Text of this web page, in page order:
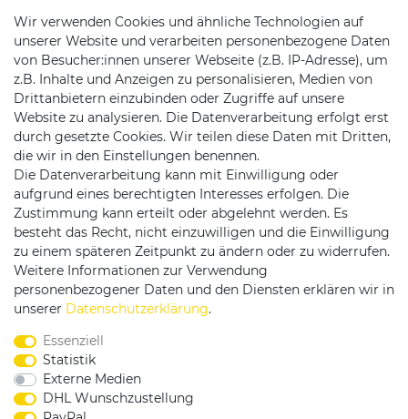
Versandpartner
Service & Kontakt
Rufen Sie uns an unter:
0375 - 21459172
Wir verwenden Cookies und ähnliche Technologien auf
unserer Website und verarbeiten personenbezogene Daten
von Besucher:innen unserer Webseite (z.B. IP-Adresse), um
z.B. Inhalte und Anzeigen zu personalisieren, Medien von
Drittanbietern einzubinden oder Zugriffe auf unsere
Website zu analysieren. Die Datenverarbeitung erfolgt erst
durch gesetzte Cookies. Wir teilen diese Daten mit Dritten,
die wir in den Einstellungen benennen.
Die Datenverarbeitung kann mit Einwilligung oder
aufgrund eines berechtigten Interesses erfolgen. Die
Zustimmung kann erteilt oder abgelehnt werden. Es
besteht das Recht, nicht einzuwilligen und die Einwilligung
zu einem späteren Zeitpunkt zu ändern oder zu widerrufen.
Weitere Informationen zur Verwendung
personenbezogener Daten und den Diensten erklären wir in
unserer Daten­schutz­erklärung.
Essenziell
Statistik
Externe Medien
DHL Wunschzustellung